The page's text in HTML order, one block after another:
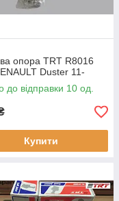
опора TRT R8016
Duster 11-
до відправки 10 од.
Купити